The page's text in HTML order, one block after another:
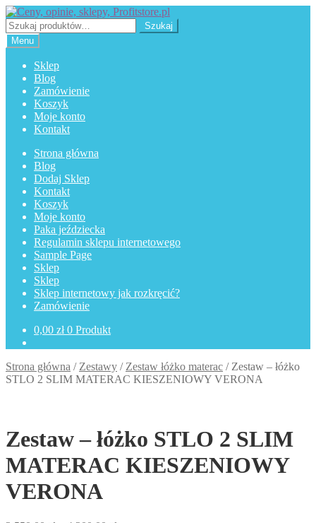
Przejdź
do
nawigacji
Przejdź
do
treści
Szukaj:
Szukaj
Menu
Sklep
Blog
Zamówienie
Koszyk
Moje konto
Kontakt
Strona główna
Blog
Dodaj Sklep
Kontakt
Koszyk
Moje konto
Paka jeździecka
Regulamin sklepu internetowego
Sample Page
Sklep
Sklep
Sklep internetowy jak rozkręcić?
Zamówienie
0,00 zł 0 Produkt
Strona główna / Zestawy / Zestaw łóżko materac / Zestaw – łóżko
STLO 2 SLIM MATERAC KIESZENIOWY VERONA
Zestaw – łóżko STLO 2 SLIM
MATERAC KIESZENIOWY
VERONA